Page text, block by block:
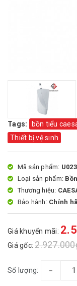
Tags: bồn tiểu
Thiết bị vệ sinh
Mã sản phẩm:
Loại sản phẩm:
Thương hiệu:
Bảo hành: Chính
Giá khuyến mãi:
Giá gốc:
Số lượng: -